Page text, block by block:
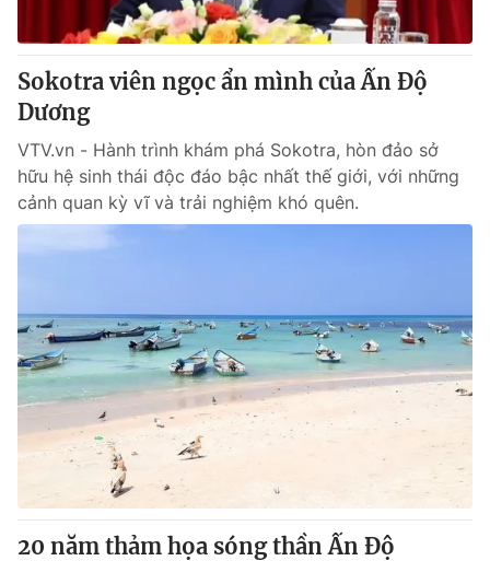
Sokotra viên ngọc ẩn mình của Ấn Độ
Dương
VTV.vn - Hành trình khám phá Sokotra, hòn đảo sở
hữu hệ sinh thái độc đáo bậc nhất thế giới, với những
cảnh quan kỳ vĩ và trải nghiệm khó quên.
20 năm thảm họa sóng thần Ấn Độ